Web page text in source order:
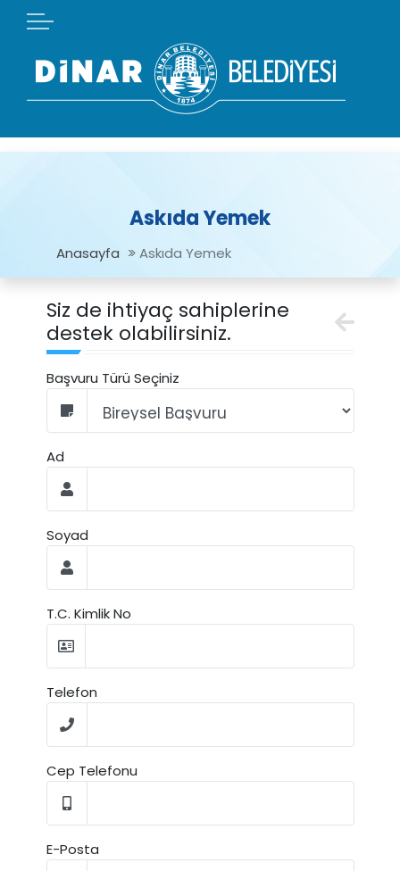
Askıda Yemek
Anasayfa Askıda Yemek
Siz de ihtiyaç sahiplerine
destek olabilirsiniz.
Başvuru Türü Seçiniz
Ad
Soyad
T.C. Kimlik No
Telefon
Cep Telefonu
E-Posta